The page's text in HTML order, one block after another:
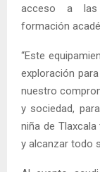
acceso a las
formación
“Este
exploración
nuestro
y sociedad,
niña de
y alcanzar todo